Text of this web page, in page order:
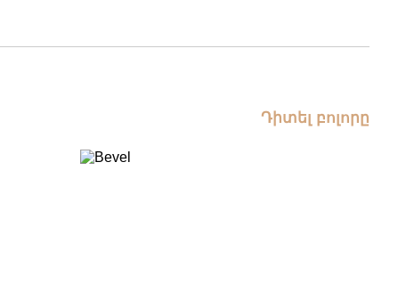
Դիտել բոլորը